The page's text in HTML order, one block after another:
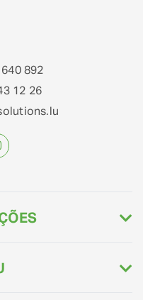
892
12 26